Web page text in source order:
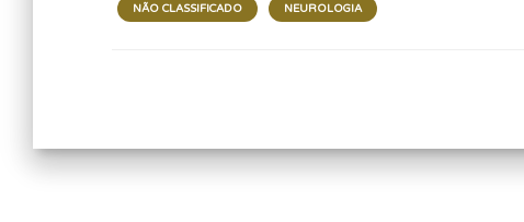
NÃO CLASSIFICADO NEUROLOGIA